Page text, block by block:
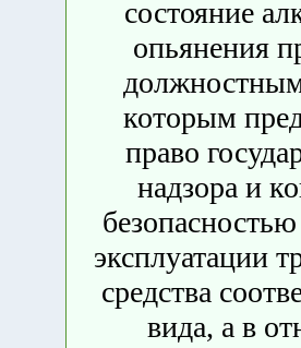
состояние
опьянения
которым
право
надзора и
эксплуатации
средства
вида, а в